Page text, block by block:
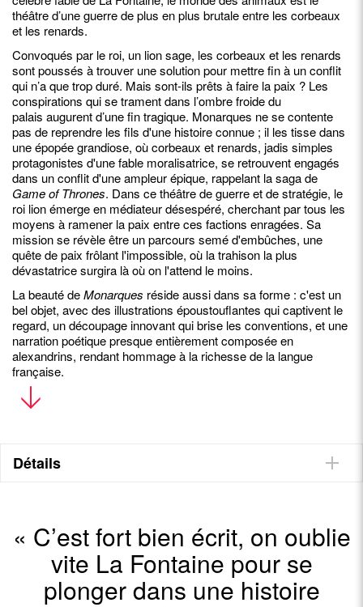
théâtre d’une guerre de plus en plus brutale entre les corbeaux
et les renards.
Convoqués par le roi, un lion sage, les corbeaux et les renards
sont poussés à trouver une solution pour mettre fin à un conflit
qui n’a que trop duré. Mais sont-ils prêts à faire la paix ? Les
conspirations qui se trament dans l’ombre froide du
palais augurent d’une fin tragique. Monarques ne se contente
pas de reprendre les fils d'une histoire connue ; il les tisse dans
une épopée grandiose, où corbeaux et renards, jadis simples
protagonistes d'une fable moralisatrice, se retrouvent engagés
dans un conflit d'une ampleur épique, rappelant la saga de
Game of Thrones. Dans ce théâtre de guerre et de stratégie, le
roi lion émerge en médiateur désespéré, cherchant par tous les
moyens à ramener la paix entre ces factions enragées. Sa
mission se révèle être un parcours semé d'embûches, une
quête de paix frôlant l'impossible, où la trahison la plus
dévastatrice surgira là où on l'attend le moins.
La beauté deMonarques réside aussi dans sa forme : c'est un
bel objet, avec des illustrations époustouflantes qui captivent le
regard, un découpage innovant qui brise les conventions, et une
narration poétique presque entièrement composée en
alexandrins, rendant hommage à la richesse de la langue
française.
- Enfin la suite de la fable du Corbeau et du Renard, et de la
célèbre affaire du fromage
- Jean de La Fontaine rencontre Game of Thrones, le tout en
alexandrins
- Une saga épique métaphore du monde humain
Festival de la BD d'Angoulême 2025, Stand Helvetiq : N°63 à la
Bulle du Nouveau Monde, place New York:
vendredi 31.01 de 15h à 17h: Ron Montalban
Détails
« C’est fort bien écrit, on oublie
vite La Fontaine pour se
plonger dans une histoire